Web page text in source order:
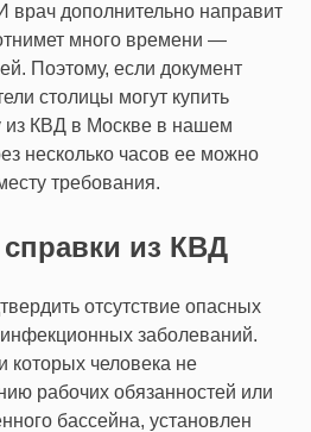
врач дополнительно направит
много времени —
Поэтому, если документ
столицы могут купить
из КВД в Москве в нашем
несколько часов ее можно
требования.
из КВД
отсутствие опасных
заболеваний.
которых человека не
рабочих обязанностей или
бассейна, установлен